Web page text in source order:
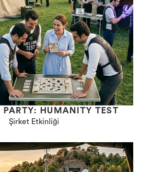
PARTY: HUMANITY TEST
Şirket Etkinliği